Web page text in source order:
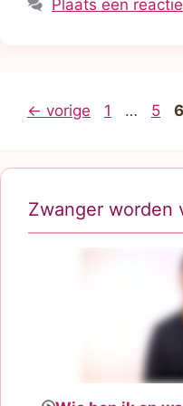
Plaats een reactie
← vorige Pagina
1 … 5 6
Zwanger worden